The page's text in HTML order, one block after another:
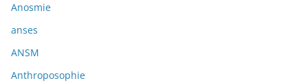
Anosmie
anses
ANSM
Anthroposophie